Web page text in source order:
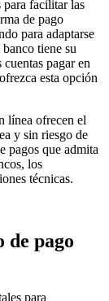
para facilitar las
de pago
para adaptarse
tiene su
pagar en
esta opción
línea ofrecen el
y sin riesgo de
pagos que admita
los
técnicas.
de pago
para